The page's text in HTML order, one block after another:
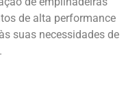
de alta performance
suas necessidades de